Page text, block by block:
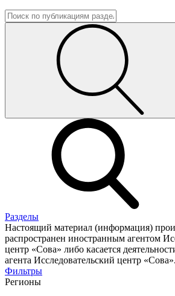
Разделы
Настоящий материал (информация)
распространен иностранным агентом
центр «Сова» либо касается
агента Исследовательский центр «Сова».
Фильтры
Регионы